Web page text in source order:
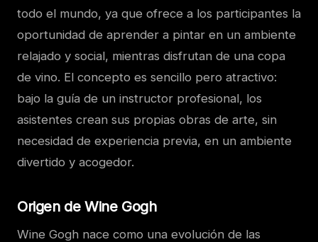
todo el mundo, ya que ofrece a los participantes la
oportunidad de aprender a pintar en un ambiente
relajado y social, mientras disfrutan de una copa
de vino. El concepto es sencillo pero atractivo:
bajo la guía de un instructor profesional, los
asistentes crean sus propias obras de arte, sin
necesidad de experiencia previa, en un ambiente
divertido y acogedor.
Origen de Wine Gogh
Wine Gogh nace como una evolución de las